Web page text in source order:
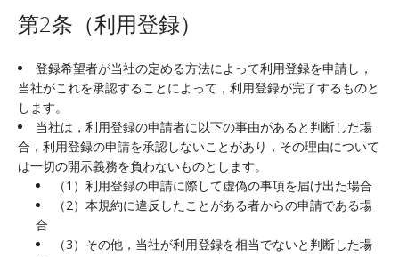
第2条（利用登録）
登録希望者が当社の定める方法によって利用登録を申請し，
当社がこれを承認することによって，利用登録が完了するものと
します。
当社は，利用登録の申請者に以下の事由があると判断した場
合，利用登録の申請を承認しないことがあり，その理由について
は一切の開示義務を負わないものとします。
（1）利用登録の申請に際して虚偽の事項を届け出た場合
（2）本規約に違反したことがある者からの申請である場
合
（3）その他，当社が利用登録を相当でないと判断した場